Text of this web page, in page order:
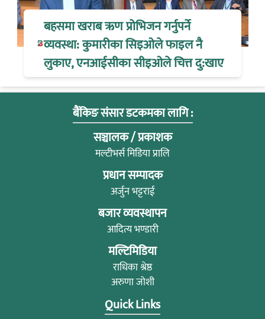
बहसमा खराब ऋण प्रोभिजन गर्नुपर्ने
व्यवस्था: कुमारीका सिइओले फाइल नै
लुकाए, एनआईसीका सीइओले चित्त दु:खाए
बैंकिङ संसार डटकमका लागि :
सञ्चालक / प्रकाशक
मल्टीभर्स मिडिया प्रालि
प्रधान सम्पादक
अर्जुन भट्टराई
बजार व्यवस्थापन
आदित्य भण्डारी
मल्टिमिडिया
राधिका श्रेष्ठ
अरुणा जोशी
Quick Links